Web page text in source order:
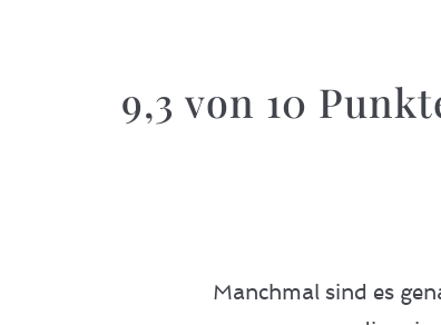
9,3 von 10
Manchmal sind es